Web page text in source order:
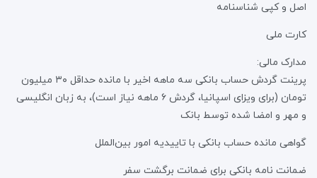
اصل و کپی شناسنامه
کارت ملی
مدارک مالی:
پرینت گردش حساب بانکی سه ماهه اخیر با مانده حداقل ۳۰ میلیون
تومان (برای ویزای اسپانیا، گردش ۶ ماهه نیاز است)، به زبان انگلیسی
و مهر و امضا شده توسط بانک
گواهی مانده حساب بانکی با تاییدیه امور بین‌الملل
ضمانت نامه بانکی برای ضمانت برگشت سفر